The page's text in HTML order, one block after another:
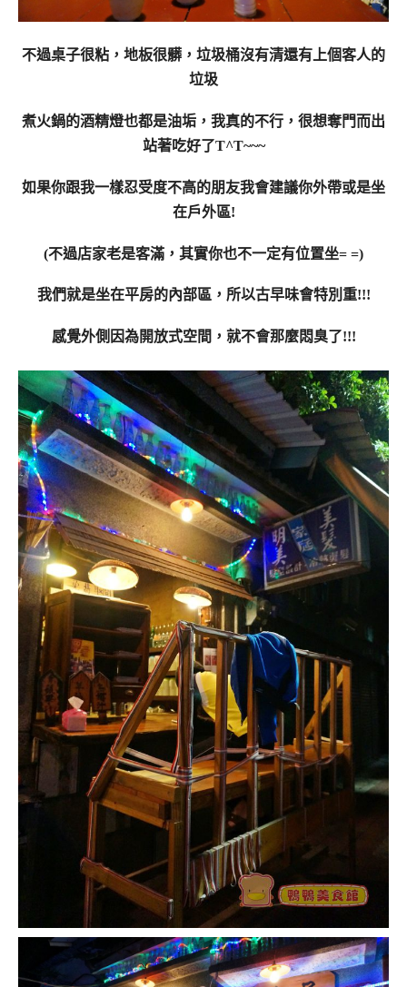
不過桌子很粘，地板很髒，垃圾桶沒有清還有上個客人的
垃圾
煮火鍋的酒精燈也都是油垢，我真的不行，很想奪門而出
站著吃好了T^T~~~
如果你跟我一樣忍受度不高的朋友我會建議你外帶或是坐
在戶外區!
(不過店家老是客滿，其實你也不一定有位置坐= =)
我們就是坐在平房的內部區，所以古早味會特別重!!!
感覺外側因為開放式空間，就不會那麼悶臭了!!!